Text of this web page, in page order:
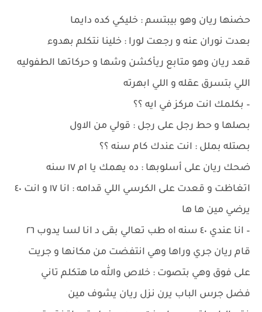
حضنها ريان وهو بيبتسم : خليكي كده دايما
بعدت نوران عنه و رجعت لورا : خلينا نتكلم بهدوء
قعد ريان وهو متابع ريأكشن وشها و حركاتها الطفوليه
اللي بتسرق عقله و اللي ابهرته
– بكلمك انت مركز في ايه ؟؟
بصلها و حط رجل على رجل : قولي من الاول
بصتله بملل : انت عندك كام سنه ؟؟
ضحك ريان على أسلوبها : ده يهمك يا ام ١٧ سنه
اتغاظت و قعدت على الكرسي اللي قدامه : انا ١٧ و انت ٤٠
يرضي مين ها ها
– انا عندي ٤٠ سنه اه طب تعالي بقى د انا لسا يدوب ٢٦
قام ريان جري وراها وهي انتفضت من مكانها و جريت
على فوق وهي بتصوت : خلاص والله ما هتكلم تاني
فضل جرس الباب يرن نزل ريان يشوف مين